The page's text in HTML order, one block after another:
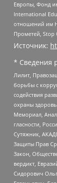
Европы, Фонд
International
отношений им
Прометей, Stop
Источник:
* Сведения
Лилит,
борьбы с
содействия
охраны
Мемориал,
гласности,
Сутяжник,
Защиты Прав
Закон,
вердикт,
Сидорович